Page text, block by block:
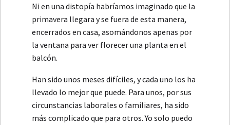
Ni en una distopía habríamos imaginado que la
primavera llegara y se fuera de esta manera,
encerrados en casa, asomándonos apenas por
la ventana para ver florecer una planta en el
balcón.
Han sido unos meses difíciles, y cada uno los ha
llevado lo mejor que puede. Para unos, por sus
circunstancias laborales o familiares, ha sido
más complicado que para otros. Yo solo puedo